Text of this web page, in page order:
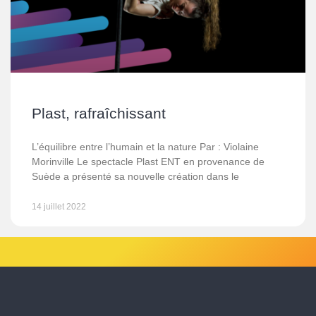
Plast, rafraîchissant
L’équilibre entre l’humain et la nature Par : Violaine
Morinville Le spectacle Plast ENT en provenance de
Suède a présenté sa nouvelle création dans le
14 juillet 2022